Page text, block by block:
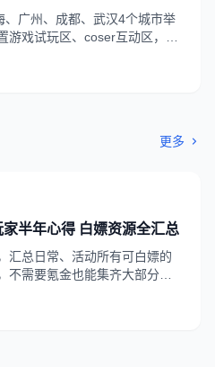
广州、成都、武汉4个城市举
戏试玩区、coser互动区，到
更多
家半年心得 白嫖资源全汇总
汇总日常、活动所有可白嫖的
需要氪金也能集齐大部分角